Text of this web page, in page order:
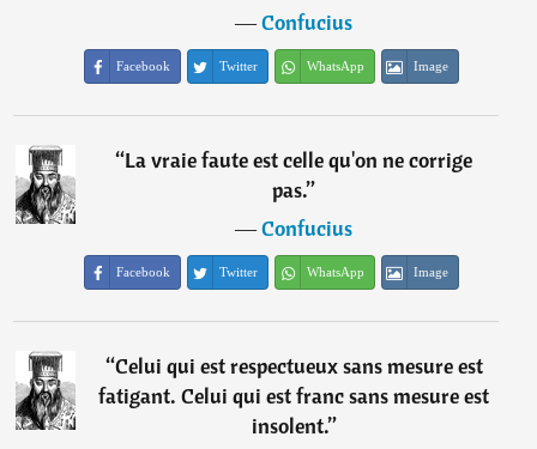
―Confucius
Facebook Twitter WhatsApp Image
“La vraie faute est celle qu'on ne corrige
pas.”
―Confucius
Facebook Twitter WhatsApp Image
“Celui qui est respectueux sans mesure est
fatigant. Celui qui est franc sans mesure est
insolent.”